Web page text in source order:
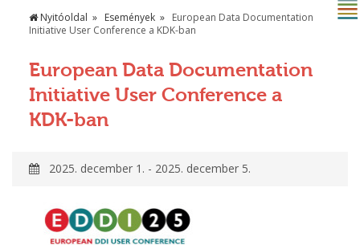
Nyitóoldal Események
European Data Documentation
Initiative User Conference a KDK-ban
European Data Documentation
Initiative User Conference a
KDK-ban
2025. december 1. - 2025. december 5.